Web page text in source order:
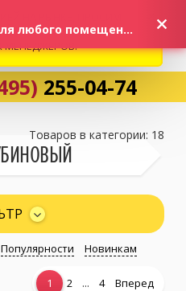
товаров
255-04-74
Товаров в категории: 18
Популярности Новинкам
1 2 ... 4 Вперед
НА РЫНКЕ, ПРОСИМ
И НАЛИЧИЕ
МЕНЕДЖЕРОВ.
«Идеальные обои для любого помещения!»